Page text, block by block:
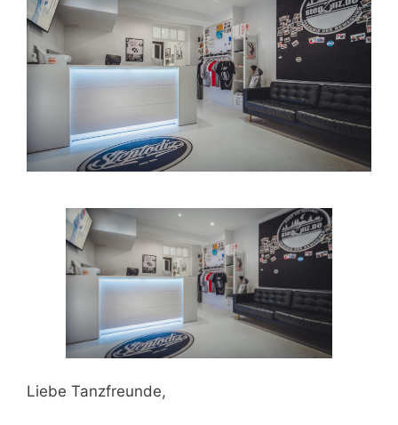
Liebe Tanzfreunde,